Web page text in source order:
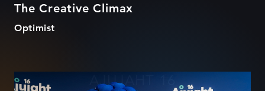
The Creative Climax
Optimist
AJUJAHT 16